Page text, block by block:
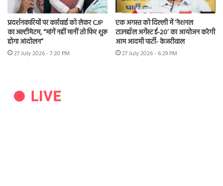
प्रदर्शनकारियों पर कार्रवाई को लेकर CJP
का अल्टीमेटम, “मांगें नहीं मानीं तो फिर शुरू
होगा आंदोलन”
27 July 2026 - 7:20 PM
एक अगस्त को दिल्ली में ‘नेशनल
टाउनहॉल अगेंस्ट ई-20’ का आयोजन करेगी
आम आदमी पार्टी- केजरीवाल
27 July 2026 - 6:29 PM